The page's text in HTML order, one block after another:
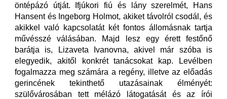
öntépázó útját. Ifjúkori fiú és lány szerelmét, Hans
Hansent és Ingeborg Holmot, akiket távolról csodál, és
akikkel való kapcsolatát két fontos állomásnak tartja
művésszé válásában. Majd lesz egy érett festőnő
barátja is, Lizaveta Ivanovna, akivel már szóba is
elegyedik, akitől konkrét tanácsokat kap. Levélben
fogalmazza meg számára a regény, illetve az előadás
gerincének tekinthető utazásainak élményét:
szülővárosában tett mélázó látogatását és az írói